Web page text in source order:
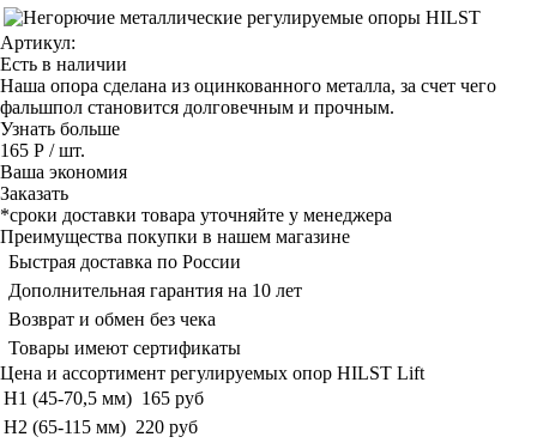
Артикул:
Есть в наличии
Наша опора сделана из оцинкованного металла, за счет чего
фальшпол становится долговечным и прочным.
Узнать больше
165 Р / шт.
Ваша экономия
Заказать
*сроки доставки товара уточняйте у менеджера
Преимущества покупки в нашем магазине
Быстрая доставка по России
Дополнительная гарантия на 10 лет
Возврат и обмен без чека
Товары имеют сертификаты
Цена и ассортимент регулируемых опор HILST Lift
H1 (45-70,5 мм) 165 руб
H2 (65-115 мм) 220 руб